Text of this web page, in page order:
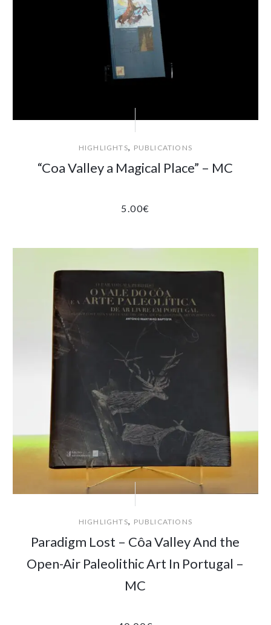
HIGHLIGHTS, PUBLICATIONS
“Coa Valley a Magical Place” – MC
5.00€
HIGHLIGHTS, PUBLICATIONS
Paradigm Lost – Côa Valley And the
Open-Air Paleolithic Art In Portugal –
MC